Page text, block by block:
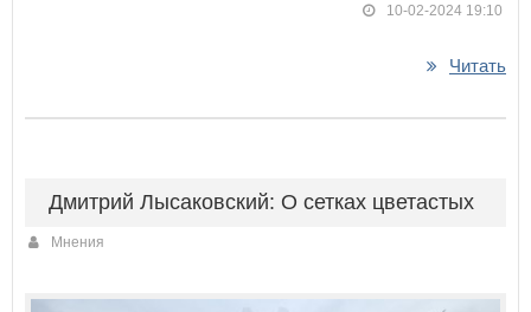
10-02-2024 19:10
Читать
Дмитрий Лысаковский: О сетках цветастых
Мнения